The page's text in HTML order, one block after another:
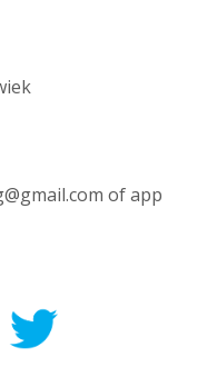
of app